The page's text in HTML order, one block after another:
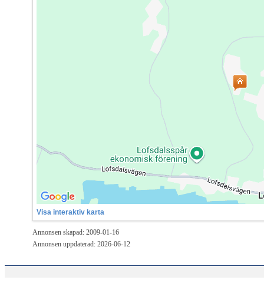
Visa interaktiv karta
Annonsen skapad: 2009-01-16
Annonsen uppdaterad: 2026-06-12